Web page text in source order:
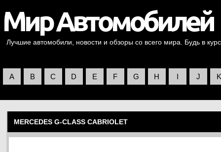
Лучшие автомобили, новости и обзоры со всего мира. Будь в
A B C D E F G H I J K
MERCEDES G-CLASS CABRIOLET